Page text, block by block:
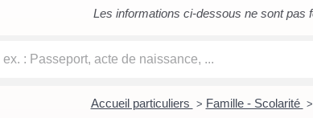
Les informations ci-dessous ne sont pas
Accueil particuliers > Famille - Scolarité >